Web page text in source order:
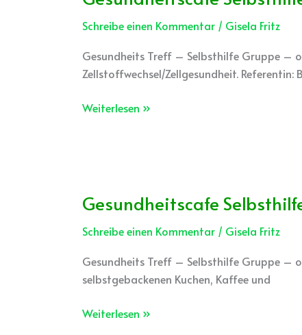
Schreibe einen Kommentar / Gisela Fritz
Gesundheits Treff – Selbsthilfe Gruppe –
Zellstoffwechsel/Zellgesundheit.
Weiterlesen »
Gesundheitscafe
Schreibe einen Kommentar / Gisela Fritz
Gesundheits Treff – Selbsthilfe Gruppe –
selbstgebackenen Kuchen, Kaffee und
Gesundheitscafe
Weiterlesen »